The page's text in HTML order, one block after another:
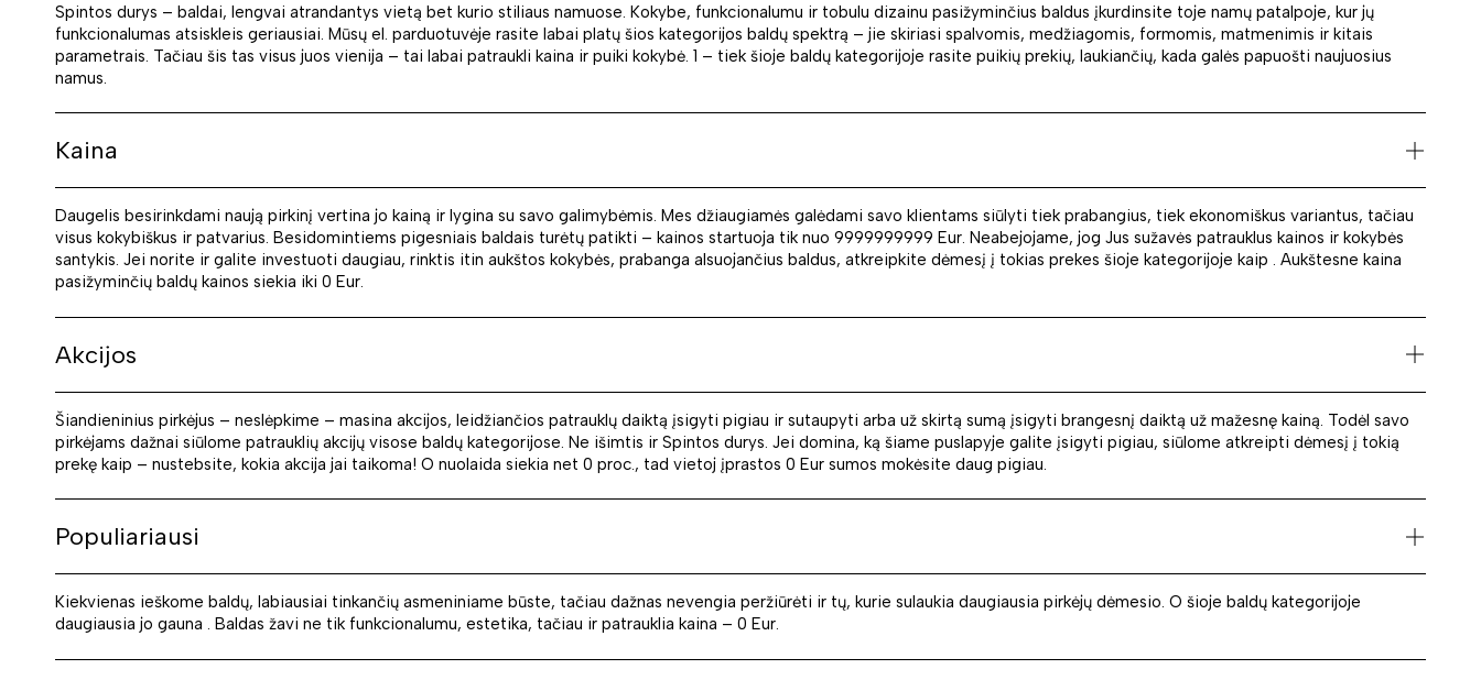
Spintos durys – baldai, lengvai atrandantys vietą bet kurio stiliaus namuose. Kokybe, funkcionalumu ir tobulu dizainu pasižyminčius baldus įkurdinsite toje namų patalpoje, kur jų
funkcionalumas atsiskleis geriausiai. Mūsų el. parduotuvėje rasite labai platų šios kategorijos baldų spektrą – jie skiriasi spalvomis, medžiagomis, formomis, matmenimis ir kitais
parametrais. Tačiau šis tas visus juos vienija – tai labai patraukli kaina ir puiki kokybė. 1 – tiek šioje baldų kategorijoje rasite puikių prekių, laukiančių, kada galės papuošti naujuosius
namus.
Kaina
Daugelis besirinkdami naują pirkinį vertina jo kainą ir lygina su savo galimybėmis. Mes džiaugiamės galėdami savo klientams siūlyti tiek prabangius, tiek ekonomiškus variantus, tačiau
visus kokybiškus ir patvarius. Besidomintiems pigesniais baldais turėtų patikti – kainos startuoja tik nuo 9999999999 Eur. Neabejojame, jog Jus sužavės patrauklus kainos ir kokybės
santykis. Jei norite ir galite investuoti daugiau, rinktis itin aukštos kokybės, prabanga alsuojančius baldus, atkreipkite dėmesį į tokias prekes šioje kategorijoje kaip . Aukštesne kaina
pasižyminčių baldų kainos siekia iki 0 Eur.
Akcijos
Šiandieninius pirkėjus – neslėpkime – masina akcijos, leidžiančios patrauklų daiktą įsigyti pigiau ir sutaupyti arba už skirtą sumą įsigyti brangesnį daiktą už mažesnę kainą. Todėl savo
pirkėjams dažnai siūlome patrauklių akcijų visose baldų kategorijose. Ne išimtis ir Spintos durys. Jei domina, ką šiame puslapyje galite įsigyti pigiau, siūlome atkreipti dėmesį į tokią
prekę kaip – nustebsite, kokia akcija jai taikoma! O nuolaida siekia net 0 proc., tad vietoj įprastos 0 Eur sumos mokėsite daug pigiau.
Populiariausi
Kiekvienas ieškome baldų, labiausiai tinkančių asmeniniame būste, tačiau dažnas nevengia peržiūrėti ir tų, kurie sulaukia daugiausia pirkėjų dėmesio. O šioje baldų kategorijoje
daugiausia jo gauna . Baldas žavi ne tik funkcionalumu, estetika, tačiau ir patrauklia kaina – 0 Eur.